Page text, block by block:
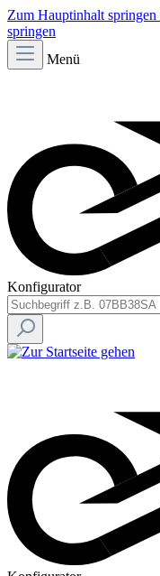
Zum Hauptinhalt springen
springen
Menü
Konfigurator